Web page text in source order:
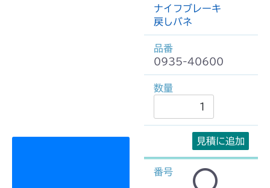
ナイフブレーキ
戻しバネ
0935-40600
見積に追加